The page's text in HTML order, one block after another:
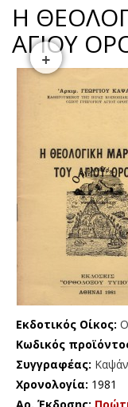
Η
ΑΓΙΟΥ
Εκδοτικός Οίκος:
Κωδικός
Συγγραφέας:
Χρονολογία: 1981
+